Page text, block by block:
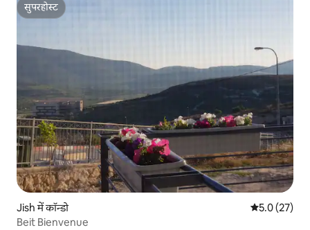
सुपरहोस्ट
सुपरहोस्ट
Jish में कॉन्डो औसत रेटिंग 5
5.0 (27)
Beit Bienvenue